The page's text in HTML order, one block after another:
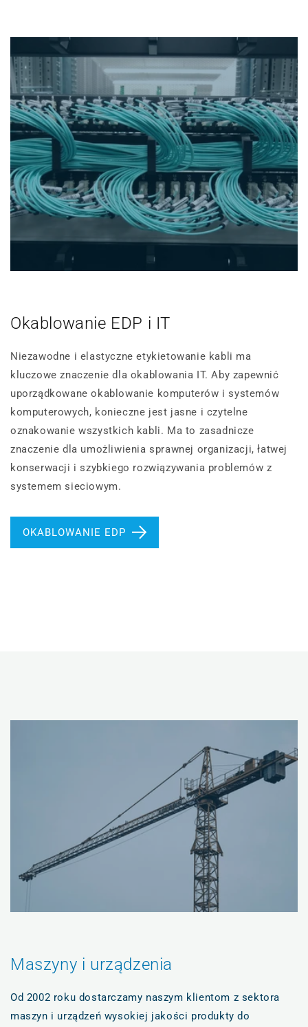
Okablowanie EDP i IT
Niezawodne i elastyczne etykietowanie kabli ma
kluczowe znaczenie dla okablowania IT. Aby zapewnić
uporządkowane okablowanie komputerów i systemów
komputerowych, konieczne jest jasne i czytelne
oznakowanie wszystkich kabli. Ma to zasadnicze
znaczenie dla umożliwienia sprawnej organizacji, łatwej
konserwacji i szybkiego rozwiązywania problemów z
systemem sieciowym.
OKABLOWANIE EDP
Maszyny i urządzenia
Od 2002 roku dostarczamy naszym klientom z sektora
maszyn i urządzeń wysokiej jakości produkty do